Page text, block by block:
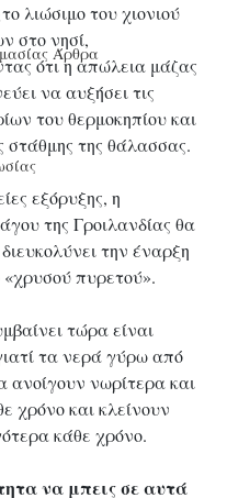
Άρθρα
λιώσιμο του χιονιού
στο νησί,
ότι η απώλεια μάζας
να αυξήσει τις
του θερμοκηπίου και
στάθμης της θάλασσας.
εξόρυξης, η
της Γροιλανδίας θα
την έναρξη
«χρυσού πυρετού».
τώρα είναι
τα νερά γύρω από
ανοίγουν νωρίτερα και
χρόνο και κλείνουν
κάθε χρόνο.
να μπεις σε αυτά